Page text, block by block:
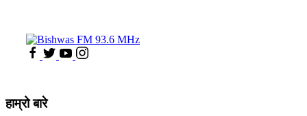
हाम्रो बारे